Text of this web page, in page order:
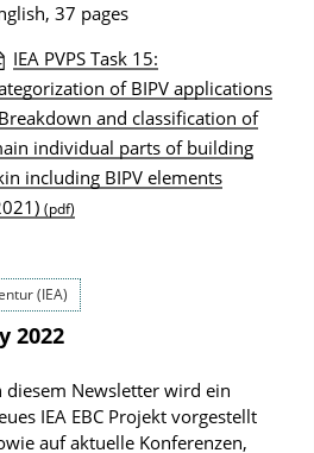
37 pages
IEA PVPS Task 15:
of BIPV applications
and classification of
individual parts of building
including BIPV elements
(pdf)
(IEA)
2022
diesem Newsletter wird ein
IEA EBC Projekt vorgestellt
auf aktuelle Konferenzen,